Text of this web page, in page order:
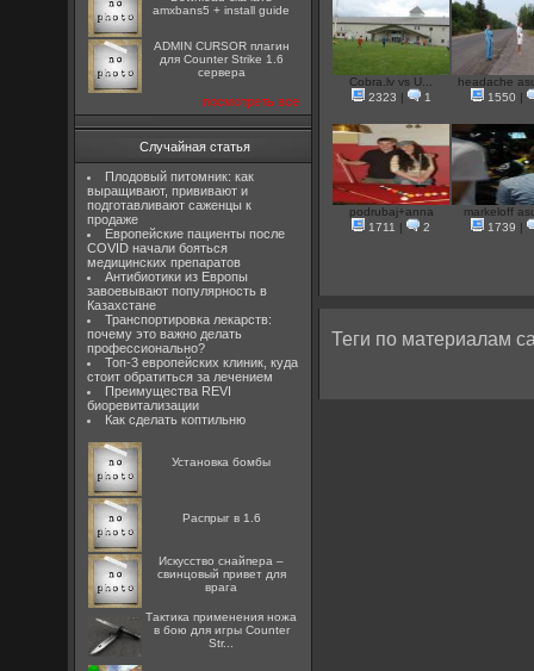
amxbans5 + install guide
ADMIN CURSOR плагин
для Counter Strike 1.6
сервера
посмотреть все
Случайная статья
Плодовый питомник: как
выращивают, прививают и
подготавливают саженцы к
продаже
Европейские пациенты после
COVID начали бояться
медицинских препаратов
Антибиотики из Европы
завоевывают популярность в
Казахстане
Транспортировка лекарств:
почему это важно делать
профессионально?
Топ-3 европейских клиник, куда
стоит обратиться за лечением
Преимущества REVI
биоревитализации
Как сделать коптильню
Установка бомбы
Распрыг в 1.6
Искусство снайпера –
свинцовый привет для
врага
Тактика применения ножа
в бою для игры Counter
Str...
Cobra.lv vs U...
2323
1
headache
1550
podrubaj+anna
1711
| 2
markeloff
1739
Теги по материалам